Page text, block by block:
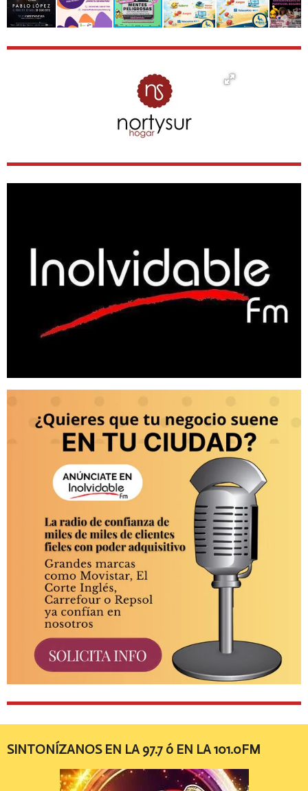
SINTONÍZANOS EN LA 97.7 ó EN LA 101.0FM